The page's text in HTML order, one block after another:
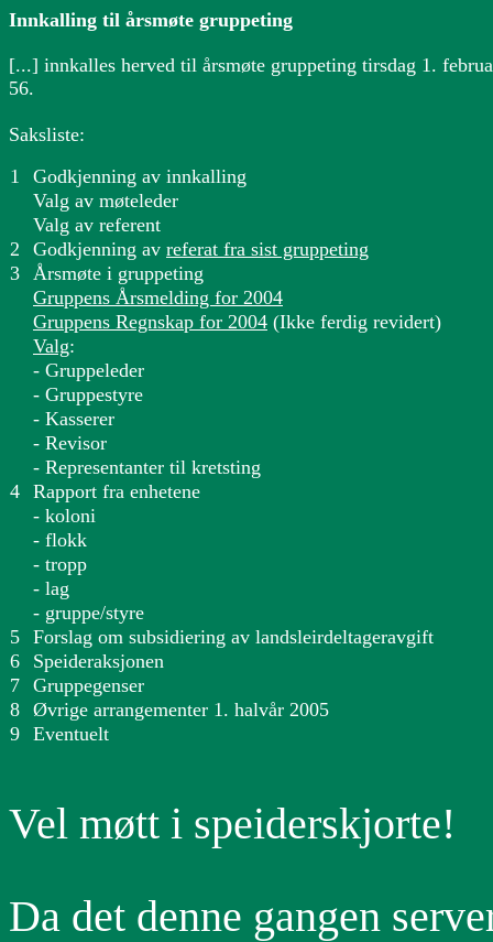
Innkalling til årsmøte gruppeting
[...] innkalles herved til årsmøte gruppeting tirsdag 1.
56.
Saksliste:
1
Godkjenning av innkalling
Valg av møteleder
Valg av referent
2
Godkjenning av referat fra sist gruppeting
3 Årsmøte i gruppeting
Gruppens Årsmelding for 2004
Gruppens Regnskap for 2004 (Ikke ferdig revidert)
Valg:
- Gruppeleder
- Gruppestyre
- Kasserer
- Revisor
- Representanter til kretsting
4 Rapport fra enhetene
- koloni
- flokk
- tropp
- lag
- gruppe/styre
5 Forslag om subsidiering av landsleirdeltageravgift
6
Speideraksjonen
7 Gruppegenser
8 Øvrige arrangementer 1. halvår 2005
9 Eventuelt
Vel møtt i speiderskjorte!
Da det denne gangen